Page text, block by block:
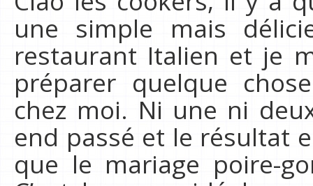
une simple mais
restaurant Italien et je
préparer quelque
chez moi. Ni une ni
end passé et le résultat
que le mariage poire-